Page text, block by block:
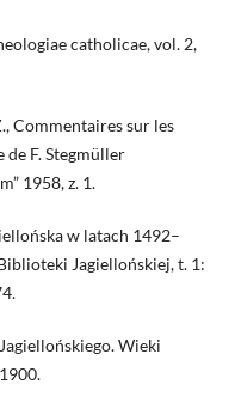
catholicae, vol. 2,
Commentaires sur les
de F. Stegmüller
1958, z. 1.
w latach 1492–
Jagiellońskiej, t. 1:
Wieki